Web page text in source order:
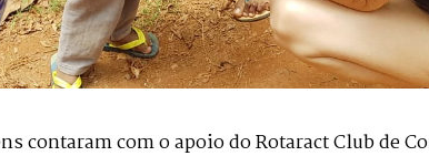
contaram com o apoio do Rotaract Club de